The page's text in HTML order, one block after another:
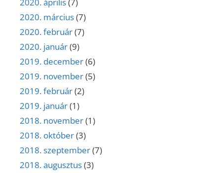
2020. március(7)
2020. február(7)
2020. január(9)
2019. december(6)
2019. november(5)
2019. február(2)
2019. január(1)
2018. november(1)
2018. október(3)
2018. szeptember(7)
2018. augusztus(3)